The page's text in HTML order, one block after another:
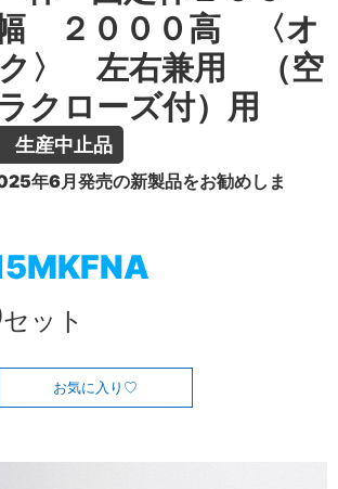
幅 ２０００高 〈オ
ク〉 左右兼用 （空
クローズ付）用
産中止品
年6月発売の新製品をお勧めしま
セット
お気に入り